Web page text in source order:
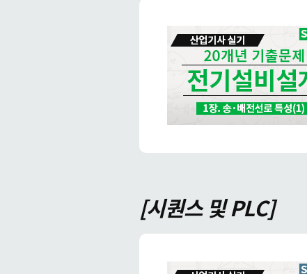
[시퀀스 및 PLC]